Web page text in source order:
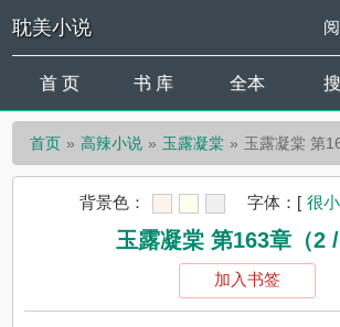
耽美小说
首 页 书 库 全本
首页 高辣小说 玉露凝棠 玉露凝棠 第
背景色： 字体： [ 很小
玉露凝棠 第163章（2 /
加入书签